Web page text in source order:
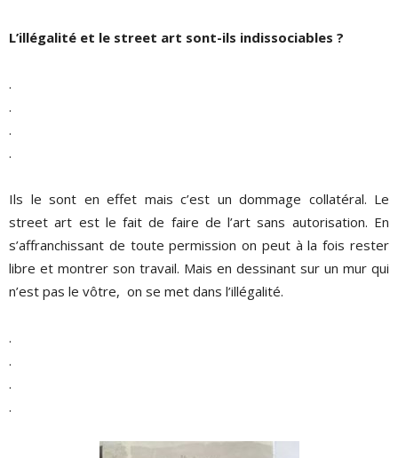
L’illégalité et le street art sont-ils indissociables ?
.
.
.
.
Ils le sont en effet mais c’est un dommage collatéral. Le
street art est le fait de faire de l’art sans autorisation. En
s’affranchissant de toute permission on peut à la fois rester
libre et montrer son travail. Mais en dessinant sur un mur qui
n’est pas le vôtre, on se met dans l’illégalité.
.
.
.
.